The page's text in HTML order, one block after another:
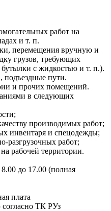
работ на
и т. п.
перемещения вручную и
грузов, требующих
с жидкостью и т. п.).
подъездные пути.
и прочих помещений.
в следующих
производимых работ;
инвентаря и спецодежды;
разгрузочных работ;
рабочей территории.
до 17.00 (полная
плата
согласно ТК РУз